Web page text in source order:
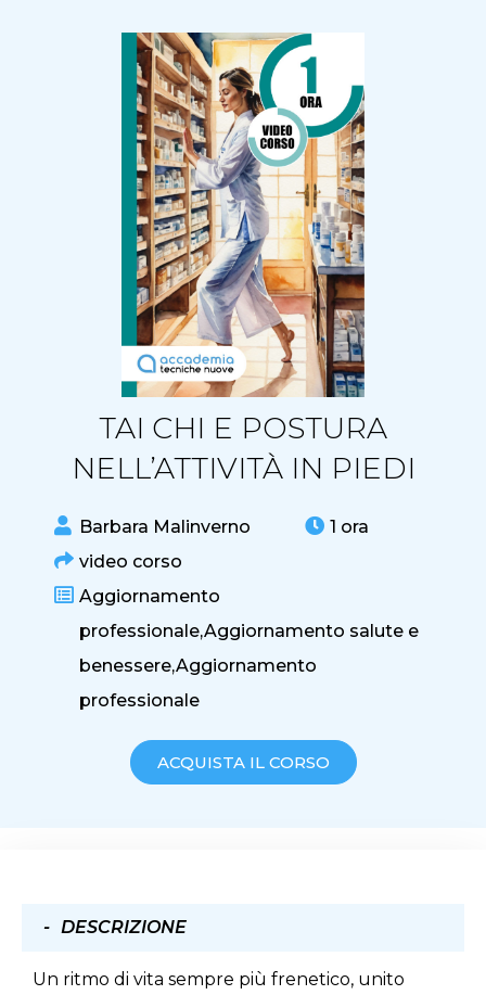
TAI CHI E POSTURA
NELL’ATTIVITÀ IN PIEDI
Barbara Malinverno
1 ora
video corso
Aggiornamento
professionale,Aggiornamento salute e
benessere,Aggiornamento
professionale
ACQUISTA IL CORSO
DESCRIZIONE
Un ritmo di vita sempre più frenetico, unito